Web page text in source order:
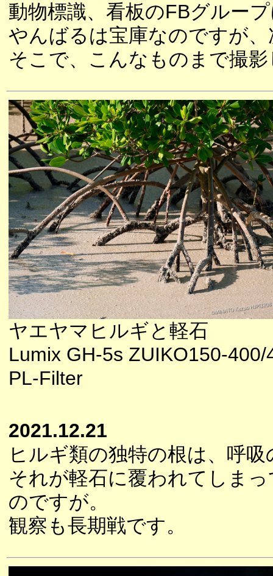
動物標識、看板のFBグルー
やんばるは宝庫なのですが
そこで、こんなものまで撮
ヤエヤマヒルギと軽石
Lumix GH-5s ZUIKO150-400/
PL-Filter
2021.12.21
ヒルギ類の独特の根は、呼
それが軽石に覆われてしま
のですが。
観察も長期戦です。